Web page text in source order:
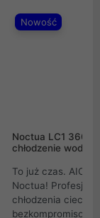
Nowość
Noctua LC1
chłodzenie wodne
To już czas. AIO
Noctua!
chłodzenia cieczą